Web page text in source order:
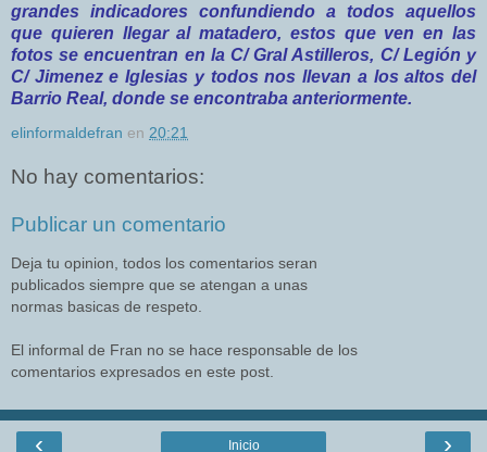
grandes indicadores confundiendo a todos aquellos
que quieren llegar al matadero, estos que ven en las
fotos se encuentran en la C/ Gral Astilleros, C/ Legión y
C/ Jimenez e Iglesias y todos nos llevan a los altos del
Barrio Real, donde se encontraba anteriormente.
elinformaldefran en 20:21
No hay comentarios:
Publicar un comentario
Deja tu opinion, todos los comentarios seran
publicados siempre que se atengan a unas
normas basicas de respeto.
El informal de Fran no se hace responsable de los
comentarios expresados en este post.
‹ ›
Inicio